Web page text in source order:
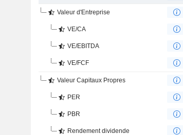
Valeur d'Entreprise
VE/CA
VE/EBITDA
VE/FCF
Valeur Capitaux Propres
PER
PBR
Rendement dividende